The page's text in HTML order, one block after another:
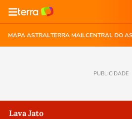
MAPA ASTRALTERRA MAILCENTRAL DO
PUBLICIDADE
Lava Jato